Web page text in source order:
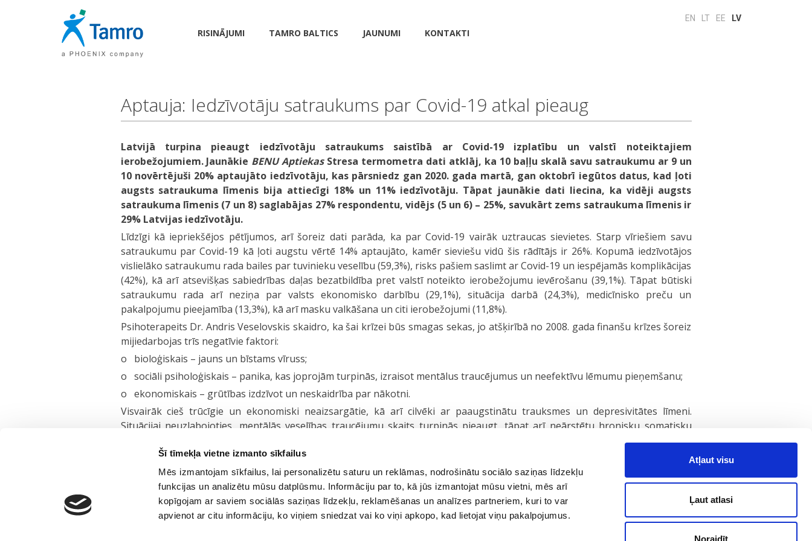
Šī tīmekļa vietne izmanto sīkfailus
Mēs izmantojam sīkfailus, lai personalizētu saturu un reklāmas, nodrošinātu sociālo saziņas līdzekļu
funkcijas un analizētu mūsu datplūsmu. Informāciju par to, kā jūs izmantojat mūsu vietni, mēs arī
kopīgojam ar saviem sociālās saziņas līdzekļu, reklamēšanas un analīzes partneriem, kuri to var
apvienot ar citu informāciju, ko viņiem sniedzat vai ko viņi apkopo, kad lietojat viņu pakalpojumus.
Atļaut visu
Ļaut atlasi
Noraidīt
RISINĀJUMI TAMRO BALTICS JAUNUMI KONTAKTI
EN LT EE LV
Aptauja: Iedzīvotāju satraukums par Covid-19 atkal pieaug
Latvijā turpina pieaugt iedzīvotāju satraukums saistībā ar Covid-19 izplatību un valstī noteiktajiem
ierobežojumiem. Jaunākie BENU AptiekasStresa termometra dati atklāj, ka 10 baļļu skalā savu satraukumu ar 9 un
10 novērtējuši 20% aptaujāto iedzīvotāju, kas pārsniedz gan 2020. gada martā, gan oktobrī iegūtos datus, kad ļoti
augsts satraukuma līmenis bija attiecīgi 18% un 11% iedzīvotāju. Tāpat jaunākie dati liecina, ka vidēji augsts
satraukuma līmenis (7 un 8) saglabājas 27% respondentu, vidējs (5 un 6) – 25%, savukārt zems satraukuma līmenis ir
29% Latvijas iedzīvotāju.
Līdzīgi kā iepriekšējos pētījumos, arī šoreiz dati parāda, ka par Covid-19 vairāk uztraucas sievietes. Starp vīriešiem savu
satraukumu par Covid-19 kā ļoti augstu vērtē 14% aptaujāto, kamēr sieviešu vidū šis rādītājs ir 26%. Kopumā iedzīvotājos
vislielāko satraukumu rada bailes par tuvinieku veselību (59,3%), risks pašiem saslimt ar Covid-19 un iespējamās komplikācijas
(42%), kā arī atsevišķas sabiedrības daļas bezatbildība pret valstī noteikto ierobežojumu ievērošanu (39,1%). Tāpat būtiski
satraukumu rada arī neziņa par valsts ekonomisko darbību (29,1%), situācija darbā (24,3%), medicīnisko preču un
pakalpojumu pieejamība (13,3%), kā arī masku valkāšana un citi ierobežojumi (11,8%).
Psihoterapeits Dr. Andris Veselovskis skaidro, ka šai krīzei būs smagas sekas, jo atšķirībā no 2008. gada finanšu krīzes šoreiz
mijiedarbojas trīs negatīvie faktori:
o bioloģiskais – jauns un bīstams vīruss;
o sociāli psiholoģiskais – panika, kas joprojām turpinās, izraisot mentālus traucējumus un neefektīvu lēmumu pieņemšanu;
o ekonomiskais – grūtības izdzīvot un neskaidrība par nākotni.
Visvairāk cieš trūcīgie un ekonomiski neaizsargātie, kā arī cilvēki ar paaugstinātu trauksmes un depresivitātes līmeni.
Situācijai neuzlabojoties, mentālās veselības traucējumu skaits turpinās pieaugt, tāpat arī neārstētu hronisku somatisku
Lai mazinātu stresu un satraukumu, kas radies Covid-19 izplatības dēļ, Dr. A. Veselovskis iesaka rīkoties pragmatiski un
racionāli, piekopt aktīvu dzīvesveidu, labu miegu un izmēģināt jaunas nodarbes, saglabāt pozitīvu domāšanu, nepakļauties
bailēm un negatīviem scenārijiem, kā arī pakāpeniski mācīties sadzīvot ar nezināmo.
Pētījums veikts sadarbībā ar interneta pētījumu kompāniju GEMIUS, laika posmā no 20. līdz 23. janvārim aptaujājot 1713
respondentus.